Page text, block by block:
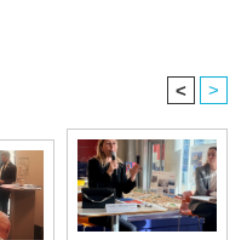
< >